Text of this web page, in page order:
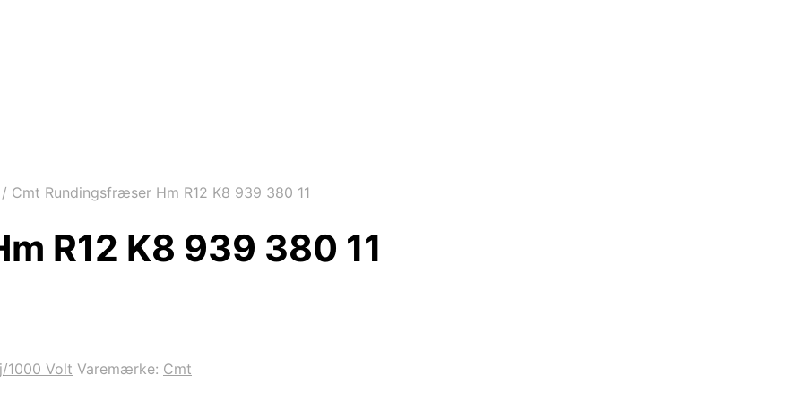
/ Cmt Rundingsfræser Hm R12 K8 939 380 11
R12 K8 939 380 11
Volt Varemærke: Cmt